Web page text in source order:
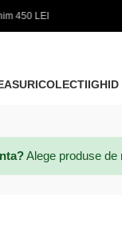
FINAL SALE | PANA LA -
COLECTIIGHID
Alege produse de